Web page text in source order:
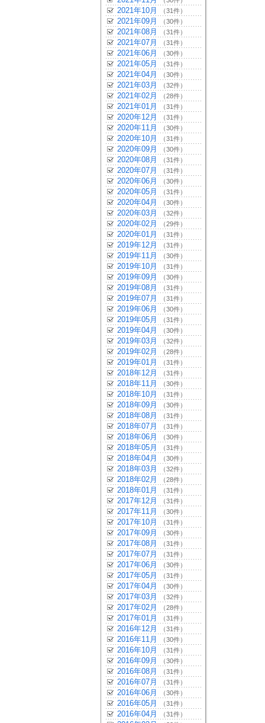
2021年10月 （31件）
2021年09月 （30件）
2021年08月 （31件）
2021年07月 （31件）
2021年06月 （30件）
2021年05月 （31件）
2021年04月 （30件）
2021年03月 （32件）
2021年02月 （28件）
2021年01月 （31件）
2020年12月 （31件）
2020年11月 （30件）
2020年10月 （31件）
2020年09月 （30件）
2020年08月 （31件）
2020年07月 （31件）
2020年06月 （30件）
2020年05月 （31件）
2020年04月 （30件）
2020年03月 （32件）
2020年02月 （29件）
2020年01月 （31件）
2019年12月 （31件）
2019年11月 （30件）
2019年10月 （31件）
2019年09月 （30件）
2019年08月 （31件）
2019年07月 （31件）
2019年06月 （30件）
2019年05月 （31件）
2019年04月 （30件）
2019年03月 （32件）
2019年02月 （28件）
2019年01月 （31件）
2018年12月 （31件）
2018年11月 （30件）
2018年10月 （31件）
2018年09月 （30件）
2018年08月 （31件）
2018年07月 （31件）
2018年06月 （30件）
2018年05月 （31件）
2018年04月 （30件）
2018年03月 （32件）
2018年02月 （28件）
2018年01月 （31件）
2017年12月 （31件）
2017年11月 （30件）
2017年10月 （31件）
2017年09月 （30件）
2017年08月 （31件）
2017年07月 （31件）
2017年06月 （30件）
2017年05月 （31件）
2017年04月 （30件）
2017年03月 （32件）
2017年02月 （28件）
2017年01月 （31件）
2016年12月 （31件）
2016年11月 （30件）
2016年10月 （31件）
2016年09月 （30件）
2016年08月 （31件）
2016年07月 （31件）
2016年06月 （30件）
2016年05月 （31件）
2016年04月 （31件）